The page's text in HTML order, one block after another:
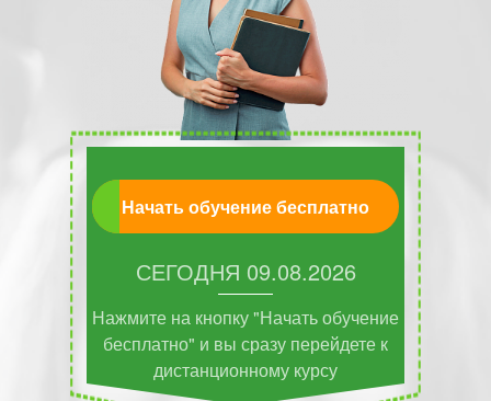
Начать обучение бесплатно
СЕГОДНЯ 09.08.2026
Нажмите на кнопку "Начать обучение
бесплатно" и вы сразу перейдете к
дистанционному курсу